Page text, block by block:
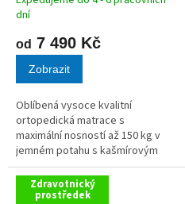
dní
od 7 490 Kč
Zobrazit
Oblíbená vysoce kvalitní
ortopedická matrace s
maximální nosností až 150 kg v
jemném potahu s kašmírovým
vláknem. AKCE polštář VISCO
LENOŠEK ZDARMA
Zdravotnický
prostředek